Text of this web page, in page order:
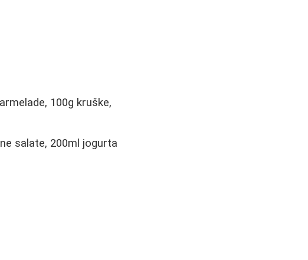
100g kruške,
salate, 200ml jogurta